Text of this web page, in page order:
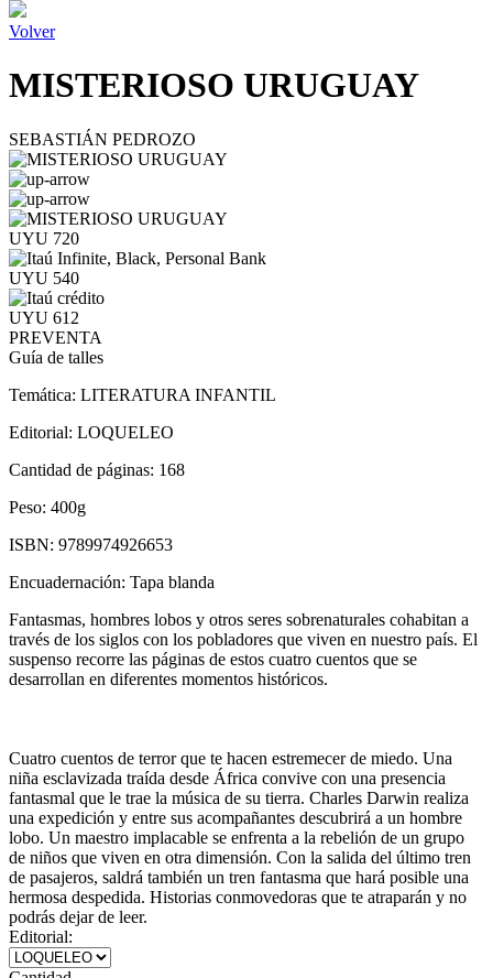
Volver
MISTERIOSO URUGUAY
SEBASTIÁN PEDROZO
UYU 720
UYU 540
UYU 612
PREVENTA
Guía de talles
Temática: LITERATURA INFANTIL
Editorial: LOQUELEO
Cantidad de páginas: 168
Peso: 400g
ISBN: 9789974926653
Encuadernación: Tapa blanda
Fantasmas, hombres lobos y otros seres sobrenaturales cohabitan a
través de los siglos con los pobladores que viven en nuestro país. El
suspenso recorre las páginas de estos cuatro cuentos que se
desarrollan en diferentes momentos históricos.
Cuatro cuentos de terror que te hacen estremecer de miedo. Una
niña esclavizada traída desde África convive con una presencia
fantasmal que le trae la música de su tierra. Charles Darwin realiza
una expedición y entre sus acompañantes descubrirá a un hombre
lobo. Un maestro implacable se enfrenta a la rebelión de un grupo
de niños que viven en otra dimensión. Con la salida del último tren
de pasajeros, saldrá también un tren fantasma que hará posible una
hermosa despedida. Historias conmovedoras que te atraparán y no
podrás dejar de leer.
Editorial: